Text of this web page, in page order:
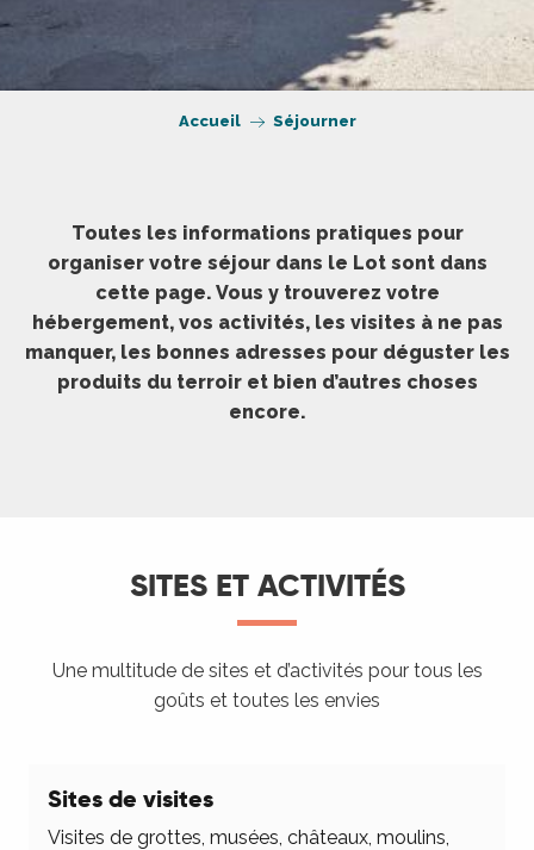
Accueil Séjourner
Toutes les informations pratiques pour
organiser votre séjour dans le Lot sont dans
cette page. Vous y trouverez votre
hébergement, vos activités, les visites à ne pas
manquer, les bonnes adresses pour déguster les
produits du terroir et bien d’autres choses
encore.
SITES ET ACTIVITÉS
Une multitude de sites et d’activités pour tous les
goûts et toutes les envies
Sites de visites
Visites de grottes, musées, châteaux, moulins,